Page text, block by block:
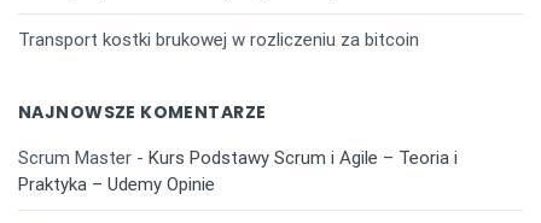
Transport kostki brukowej w rozliczeniu za bitcoin
NAJNOWSZE KOMENTARZE
Scrum Master - Kurs Podstawy Scrum i Agile – Teoria i
Praktyka – Udemy Opinie